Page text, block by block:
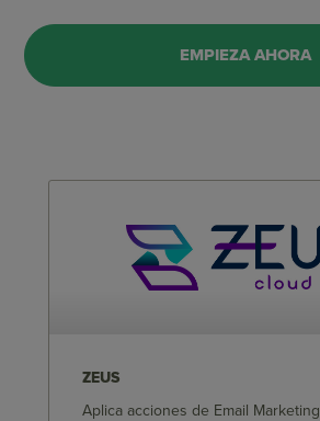
EMPIEZA AHORA
ZEUS
Aplica acciones de Email